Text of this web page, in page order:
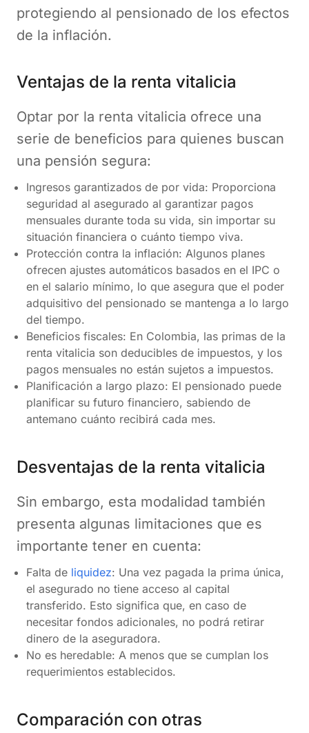
protegiendo al pensionado de los efectos
de la inflación.
Ventajas de la renta vitalicia
Optar por la renta vitalicia ofrece una
serie de beneficios para quienes buscan
una pensión segura:
Ingresos garantizados de por vida: Proporciona
seguridad al asegurado al garantizar pagos
mensuales durante toda su vida, sin importar su
situación financiera o cuánto tiempo viva.
Protección contra la inflación: Algunos planes
ofrecen ajustes automáticos basados en el IPC o
en el salario mínimo, lo que asegura que el poder
adquisitivo del pensionado se mantenga a lo largo
del tiempo.
Beneficios fiscales: En Colombia, las primas de la
renta vitalicia son deducibles de impuestos, y los
pagos mensuales no están sujetos a impuestos.
Planificación a largo plazo: El pensionado puede
planificar su futuro financiero, sabiendo de
antemano cuánto recibirá cada mes.
Desventajas de la renta vitalicia
Sin embargo, esta modalidad también
presenta algunas limitaciones que es
importante tener en cuenta:
Falta de liquidez: Una vez pagada la prima única,
el asegurado no tiene acceso al capital
transferido. Esto significa que, en caso de
necesitar fondos adicionales, no podrá retirar
dinero de la aseguradora​.
No es heredable: A menos que se cumplan los
requerimientos establecidos.
Comparación con otras